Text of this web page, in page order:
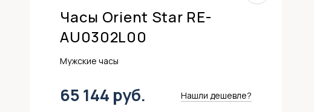
Часы Orient Star RE-
AU0302L00
Мужские часы
65 144 руб. Нашли дешевле?